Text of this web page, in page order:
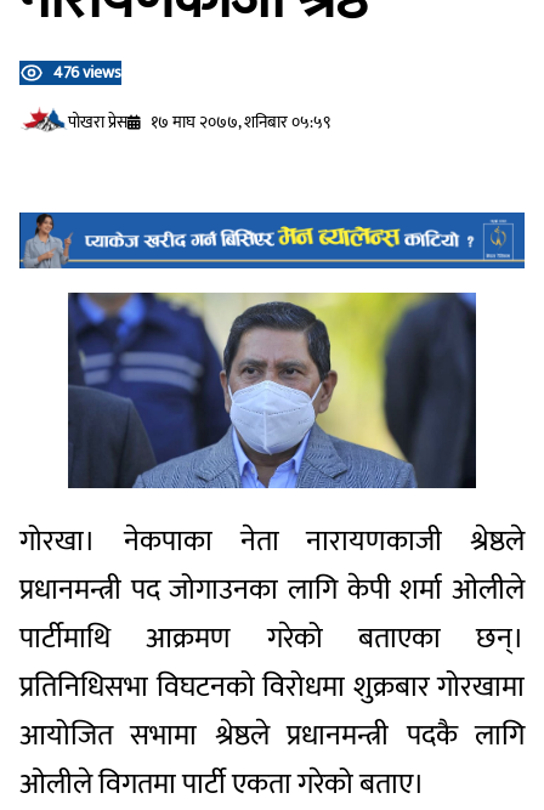
476 views
प‍ोखरा प्रेस
१७ माघ २०७७, शनिबार ०५:५९
गोरखा। नेकपाका नेता नारायणकाजी श्रेष्ठले
प्रधानमन्त्री पद जोगाउनका लागि केपी शर्मा ओलीले
पार्टीमाथि आक्रमण गरेको बताएका छन्।
प्रतिनिधिसभा विघटनको विरोधमा शुक्रबार गोरखामा
आयोजित सभामा श्रेष्ठले प्रधानमन्त्री पदकै लागि
ओलीले विगतमा पार्टी एकता गरेको बताए।